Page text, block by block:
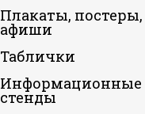
Плакаты, постеры,
афиши
Таблички
Информационные
стенды